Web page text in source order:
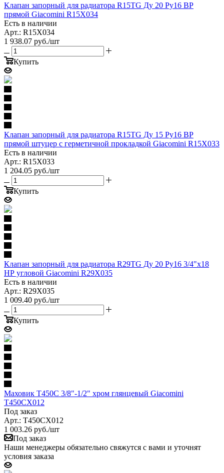
Клапан запорный для радиатора R15TG Ду 20 Ру16 ВР
прямой Giacomini R15X034
Есть в наличии
Арт.: R15X034
1 938.07 руб./шт
Купить
Клапан запорный для радиатора R15TG Ду 15 Ру16 ВР
прямой штуцер с герметичной прокладкой Giacomini R15X033
Есть в наличии
Арт.: R15X033
1 204.05 руб./шт
Купить
Клапан запорный для радиатора R29TG Ду 20 Ру16 3/4"x18
НР угловой Giacomini R29X035
Есть в наличии
Арт.: R29X035
1 009.40 руб./шт
Купить
Маховик T450C 3/8"-1/2" хром глянцевый Giacomini
T450CX012
Под заказ
Арт.: T450CX012
1 003.26 руб./шт
Под заказ
Наши менеджеры обязательно свяжутся с вами и уточнят
условия заказа